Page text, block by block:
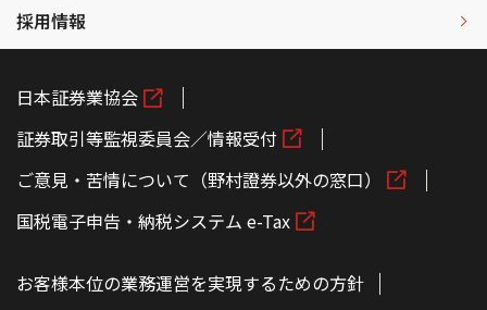
採用情報
日本証券業協会
証券取引等監視委員会／情報受付
ご意見・苦情について（野村證券以外の窓口）
国税電子申告・納税システム e-Tax
お客様本位の業務運営を実現するための方針